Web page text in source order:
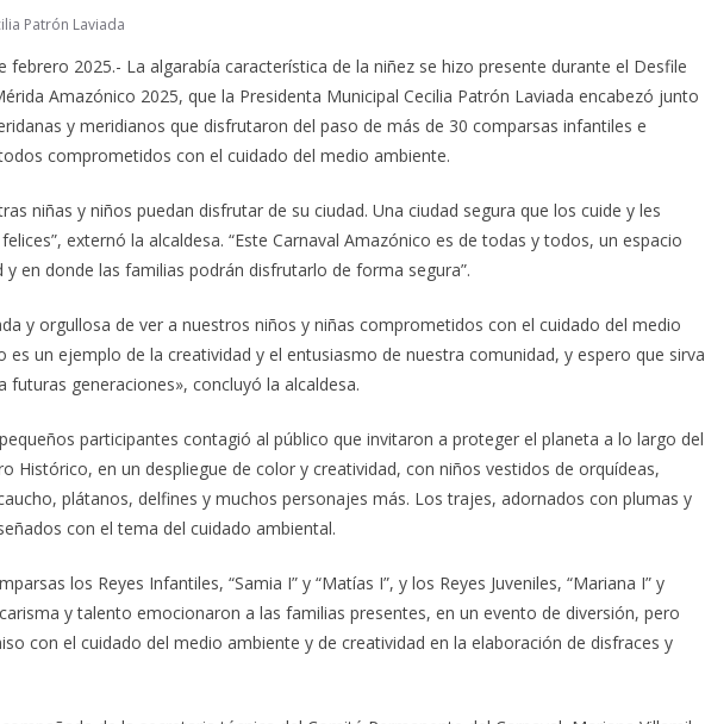
Patrón Laviada
febrero 2025.- La algarabía característica de la niñez se hizo presente durante el Desfile
Amazónico 2025, que la Presidenta Municipal Cecilia Patrón Laviada encabezó junto
y meridianos que disfrutaron del paso de más de 30 comparsas infantiles e
comprometidos con el cuidado del medio ambiente.
niñas y niños puedan disfrutar de su ciudad. Una ciudad segura que los cuide y les
externó la alcaldesa. “Este Carnaval Amazónico es de todas y todos, un espacio
y en donde las familias podrán disfrutarlo de forma segura”.
y orgullosa de ver a nuestros niños y niñas comprometidos con el cuidado del medio
es un ejemplo de la creatividad y el entusiasmo de nuestra comunidad, y espero que sirva
generaciones», concluyó la alcaldesa.
participantes contagió al público que invitaron a proteger el planeta a lo largo del
Histórico, en un despliegue de color y creatividad, con niños vestidos de orquídeas,
plátanos, delfines y muchos personajes más. Los trajes, adornados con plumas y
con el tema del cuidado ambiental.
los Reyes Infantiles, “Samia I” y “Matías I”, y los Reyes Juveniles, “Mariana I” y
carisma y talento emocionaron a las familias presentes, en un evento de diversión, pero
con el cuidado del medio ambiente y de creatividad en la elaboración de disfraces y